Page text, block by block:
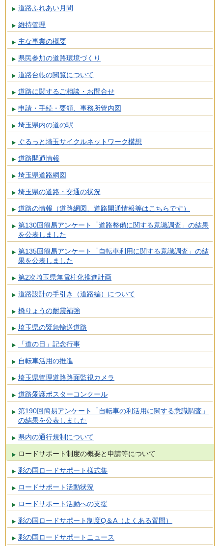
道路ふれあい月間
維持管理
主な事業の概要
県民参加の道路環境づくり
道路台帳の閲覧について
道路に関するご相談・お問合せ
申請・手続・要領、事務所管内図
埼玉県内の道の駅
ぐるっと埼玉サイクルネットワーク構想
道路開通情報
埼玉県道路網図
埼玉県の道路・交通の状況
道路の情報（道路網図、道路開通情報等はこちらです）
第130回簡易アンケート「道路整備に関する意識調査」の結果
を公表しました
第135回簡易アンケート「自転車利用に関する意識調査」の結
果を公表しました
第2次埼玉県無電柱化推進計画
道路設計の手引き（道路編）について
橋りょうの耐震補強
埼玉県の緊急輸送道路
「道の日」記念行事
自転車活用の推進
埼玉県管理道路路面監視カメラ
道路愛護ポスターコンクール
第190回簡易アンケート「自転車の利活用に関する意識調査」
の結果を公表しました
県内の通行規制について
ロードサポート制度の概要と申請等について
彩の国ロードサポート様式集
ロードサポート活動状況
ロードサポート活動への支援
彩の国ロードサポート制度Q＆A（よくある質問）
彩の国ロードサポートニュース